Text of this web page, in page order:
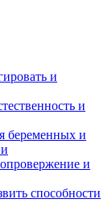
и
и
беременных и
и
способности